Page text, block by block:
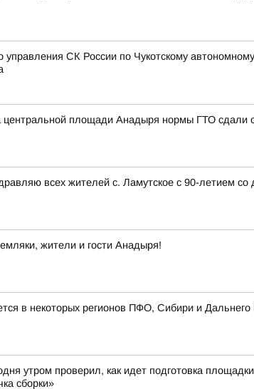
управления СК России по Чукотскому
центральной площади Анадыря нормы ГТО сдали
всех жителей с. Ламутское с 90-летием со
жители и гости Анадыря!
в некоторых регионов ПФО, Сибири и
утром проверил, как идет подготовка
сборки»